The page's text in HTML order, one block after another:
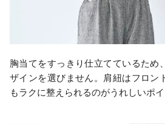
胸当てをすっきり仕立てているため
ザインを選びません。肩紐はフロン
もラクに整えられるのがうれしいポイ